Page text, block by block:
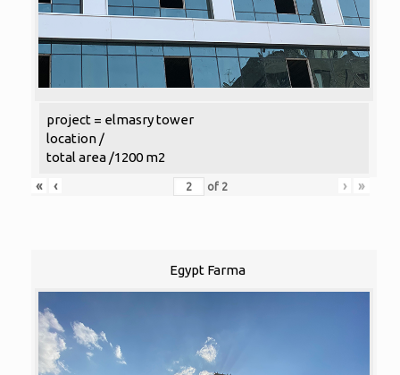
project = elmasry tower
location /
total area /1200 m2
«
‹ of 2 › »
Egypt Farma